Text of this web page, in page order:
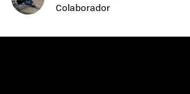
Colaborador